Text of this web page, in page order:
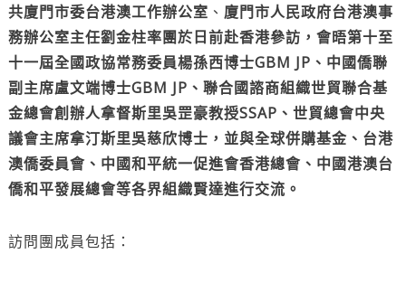
共廈門市委台港澳工作辦公室 、 廈門市人民政府台港澳事
務辦公室主任劉金柱率團於日前赴香港參訪，會晤第十至
十一屆全國政協常務委員楊孫西博士GBM JP、中國僑聯
副主席盧文端博士GBM JP、聯合國諮商組織世貿聯合基
金總會創辦人拿督斯里吳罡豪教授SSAP、世貿總會中央
議會主席拿汀斯里吳慈欣博士，並與全球併購基金、台港
澳僑委員會、中國和平統一促進會香港總會、中國港澳台
僑和平發展總會等各界組織賢達進行交流。
訪問團成員包括：